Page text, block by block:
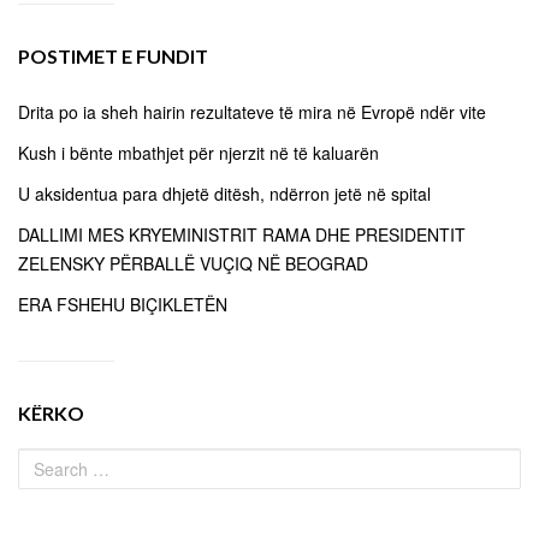
POSTIMET E FUNDIT
Drita po ia sheh hairin rezultateve të mira në Evropë ndër vite
Kush i bënte mbathjet për njerzit në të kaluarën
U aksidentua para dhjetë ditësh, ndërron jetë në spital
DALLIMI MES KRYEMINISTRIT RAMA DHE PRESIDENTIT
ZELENSKY PËRBALLË VUÇIQ NË BEOGRAD
ERA FSHEHU BIÇIKLETËN
KËRKO